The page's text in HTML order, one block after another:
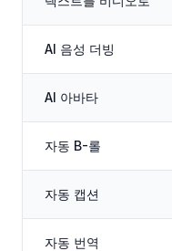
AI 음성 더빙
AI 아바타
자동 B-롤
자동 캡션
자동 번역